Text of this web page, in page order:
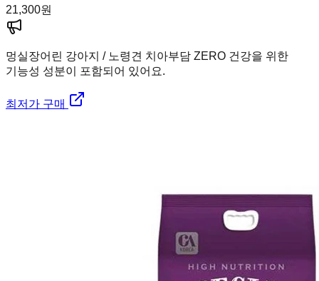
21,300원
멍실장어린 강아지 / 노령견 치아부담 ZERO 건강을 위한
기능성 성분이 포함되어 있어요.
최저가 구매